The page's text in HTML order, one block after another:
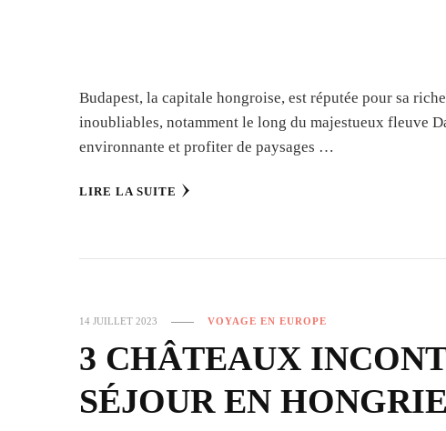
Budapest, la capitale hongroise, est réputée pour sa
inoubliables, notamment le long du majestueux fleuve
environnante et profiter de paysages …
LIRE LA SUITE
14 JUILLET 2023 VOYAGE EN EUROPE
3 CHÂTEAUX
SÉJOUR EN HONGRIE